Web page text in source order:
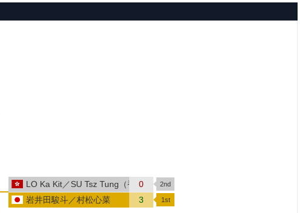
LO Ka Kit／SU Tsz Tung（香港）
0
岩井田駿斗／村松心菜
3